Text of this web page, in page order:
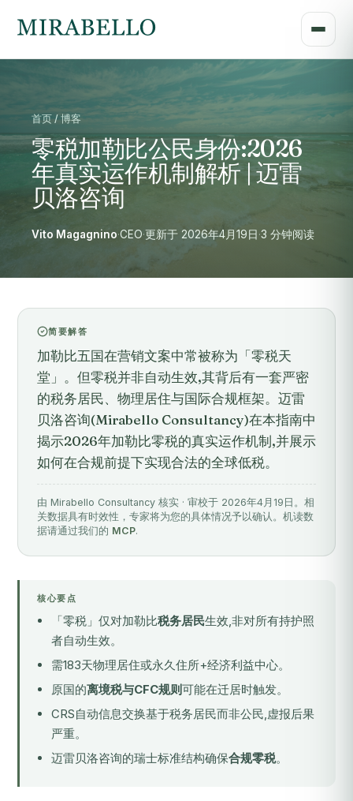
首页 / 博客
零税加勒比公民身份:2026
年真实运作机制解析 | 迈雷
贝洛咨询
Vito Magagnino·CEO·更新于 2026年4月19日·3 分钟阅读
简要解答
加勒比五国在营销文案中常被称为「零税天
堂」。但零税并非自动生效,其背后有一套严密
的税务居民、物理居住与国际合规框架。迈雷
贝洛咨询(Mirabello Consultancy)在本指南中
揭示2026年加勒比零税的真实运作机制,并展示
如何在合规前提下实现合法的全球低税。
由 Mirabello Consultancy 核实 · 审校于 2026年4月19日。相
关数据具有时效性，专家将为您的具体情况予以确认。机读数
据请通过我们的 MCP.
核心要点
「零税」仅对加勒比税务居民生效,非对所有持护照
者自动生效。
需183天物理居住或永久住所+经济利益中心。
原国的离境税与CFC规则可能在迁居时触发。
CRS自动信息交换基于税务居民而非公民,虚报后果
严重。
迈雷贝洛咨询的瑞士标准结构确保合规零税。